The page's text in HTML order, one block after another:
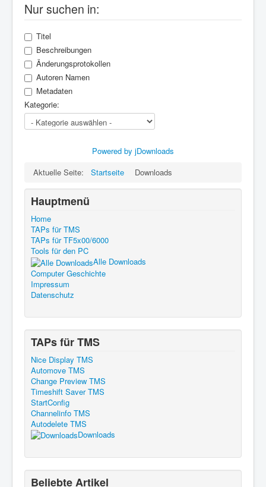
Nur suchen in:
Titel
Beschreibungen
Änderungsprotokollen
Autoren Namen
Metadaten
Kategorie:
Powered by jDownloads
Aktuelle Seite:
Startseite Downloads
Hauptmenü
Home
TAPs für TMS
TAPs für TF5x00/6000
Tools für den PC
Alle Downloads
Computer Geschichte
Impressum
Datenschutz
TAPs für TMS
Nice Display TMS
Automove TMS
Change Preview TMS
Timeshift Saver TMS
StartConfig
Channelinfo TMS
Autodelete TMS
Downloads
Beliebte Artikel